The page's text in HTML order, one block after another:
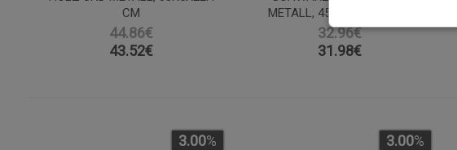
M
44.86€
43.52€
METALL, 45 X 6 X 15 H CM
32.96€
31.98€
3.00% 3.00%